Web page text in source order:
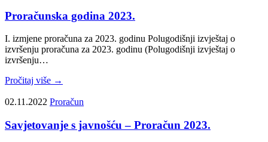
Proračunska godina 2023.
I. izmjene proračuna za 2023. godinu Polugodišnji izvještaj o
izvršenju proračuna za 2023. godinu (Polugodišnji izvještaj o
izvršenju…
Pročitaj više →
02.11.2022 Proračun
Savjetovanje s javnošću – Proračun 2023.